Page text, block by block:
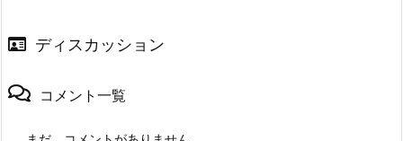
ディスカッション
コメント一覧